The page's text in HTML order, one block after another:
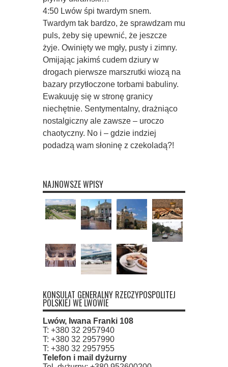
4:50 Lwów śpi twardym snem.
Twardym tak bardzo, że sprawdzam mu
puls, żeby się upewnić, że jeszcze
żyje. Owinięty we mgły, pusty i zimny.
Omijając jakimś cudem dziury w
drogach pierwsze marszrutki wiozą na
bazary przytłoczone torbami babuliny.
Ewakuuję się w stronę granicy
niechętnie. Sentymentalny, drażniąco
nostalgiczny ale zawsze – uroczo
chaotyczny. No i – gdzie indziej
podadzą wam słoninę z czekoladą?!
NAJNOWSZE WPISY
KONSULAT GENERALNY RZECZYPOSPOLITEJ
POLSKIEJ WE LWOWIE
Lwów, Iwana Franki 108
T: +380 32 2957940
T: +380 32 2957990
T: +380 32 2957955
Telefon i mail dyżurny